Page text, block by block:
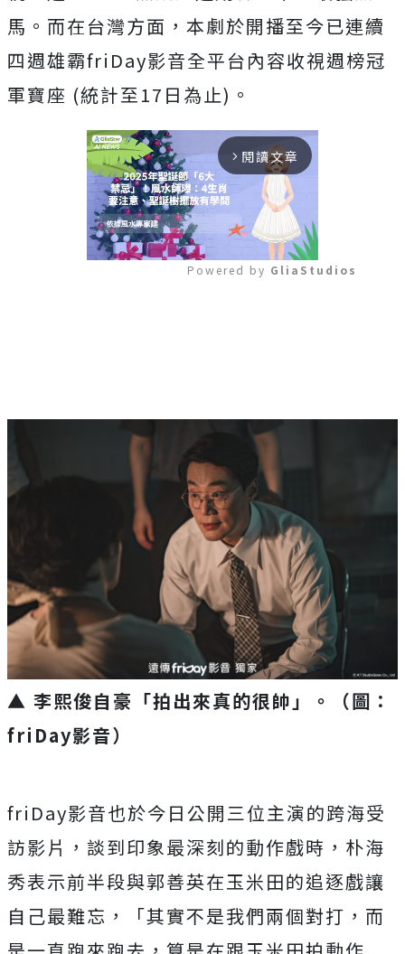
馬。 而在台灣方面， 本劇於開播至今已連續
四週雄霸friDay影音全平台內容收視週榜冠
軍寶座 (統計至17日為止)。
arrow_forward_ios 閱讀文章
Powered by GliaStudios
▲ 李熙俊自豪「拍出來真的很帥」。（圖：
friDay影音）
friDay影音也於今日公開三位主演的跨海受
訪影片， 談到印象最深刻的動作戲時， 朴海
秀表示前半段與郭善英在玉米田的追逐戲讓
自己最難忘，「其實不是我們兩個對打，而